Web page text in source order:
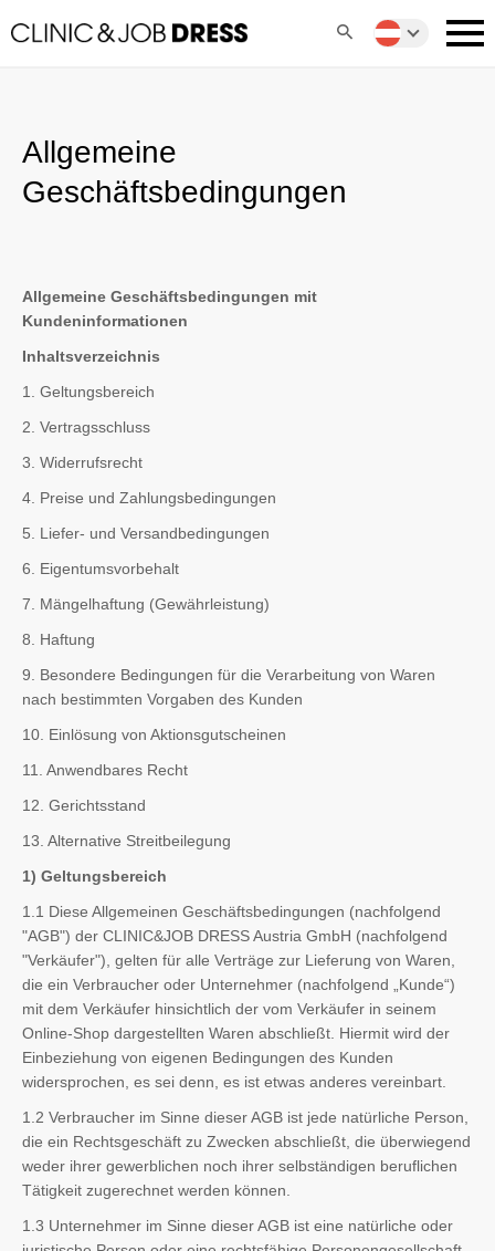
Allgemeine
Geschäftsbedingungen
Allgemeine Geschäftsbedingungen mit
Kundeninformationen
Inhaltsverzeichnis
1. Geltungsbereich
2. Vertragsschluss
3. Widerrufsrecht
4. Preise und Zahlungsbedingungen
5. Liefer- und Versandbedingungen
6. Eigentumsvorbehalt
7. Mängelhaftung (Gewährleistung)
8. Haftung
9. Besondere Bedingungen für die Verarbeitung von Waren
nach bestimmten Vorgaben des Kunden
10. Einlösung von Aktionsgutscheinen
11. Anwendbares Recht
12. Gerichtsstand
13. Alternative Streitbeilegung
1) Geltungsbereich
1.1 Diese Allgemeinen Geschäftsbedingungen (nachfolgend
"AGB") der CLINIC&JOB DRESS Austria GmbH (nachfolgend
"Verkäufer"), gelten für alle Verträge zur Lieferung von Waren,
die ein Verbraucher oder Unternehmer (nachfolgend „Kunde“)
mit dem Verkäufer hinsichtlich der vom Verkäufer in seinem
Online-Shop dargestellten Waren abschließt. Hiermit wird der
Einbeziehung von eigenen Bedingungen des Kunden
widersprochen, es sei denn, es ist etwas anderes vereinbart.
1.2 Verbraucher im Sinne dieser AGB ist jede natürliche Person,
die ein Rechtsgeschäft zu Zwecken abschließt, die überwiegend
weder ihrer gewerblichen noch ihrer selbständigen beruflichen
Tätigkeit zugerechnet werden können.
1.3 Unternehmer im Sinne dieser AGB ist eine natürliche oder